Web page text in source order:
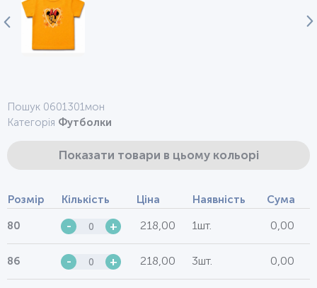
Пошук 0601301мон
Категорія Футболки
Показати товари в цьому кольорі
Розмір Кількість Ціна Наявність Сума
80 - + 218,00 1шт. 0,00
86 - + 218,00 3шт. 0,00